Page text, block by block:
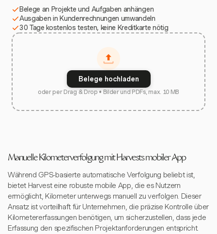
Belege an Projekte und Aufgaben anhängen
Ausgaben in Kundenrechnungen umwandeln
30 Tage kostenlos testen, keine Kreditkarte nötig
Belege hochladen
oder per Drag & Drop • Bilder und PDFs, max. 10 MB
Manuelle Kilometerverfolgung mit Harvests mobiler App
Während GPS-basierte automatische Verfolgung beliebt ist,
bietet Harvest eine robuste mobile App, die es Nutzern
ermöglicht, Kilometer unterwegs manuell zu verfolgen. Dieser
Ansatz ist vorteilhaft für Unternehmen, die präzise Kontrolle über
Kilometererfassungen benötigen, um sicherzustellen, dass jede
Erfassung den spezifischen Projektanforderungen entspricht.